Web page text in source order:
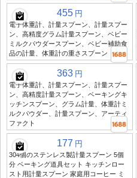
455 円
電子体重計、計量スプーン、計量スプー
ン、高精度グラム計量スプーン、ベビー
ミルクパウダースプーン、ベビー補助食
品の計量、体重計の重さスプーン
363 円
電子体重計、計量スプーン、計量スプー
ン、高精度計量スプーン、ベーキングキ
ッチンスプーン、グラム計量、体重計ミ
ルクパウダー、計量スプーン、アーティ
ファクト
177 円
304個のステンレス製計量スプーン 5個
分 ベーキング道具セット キッチンロー
スト用計量スプーン 家庭用コーヒー ミ